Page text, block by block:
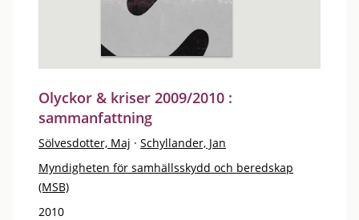
Olyckor & kriser 2009/2010 :
sammanfattning
Sölvesdotter, Maj · Schyllander, Jan
Myndigheten för samhällsskydd och beredskap
(MSB)
2010